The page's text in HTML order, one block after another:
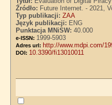
Źródło: Future Internet. - 2021,
Typ publikacji:ZAA
Język publikacji: ENG
Punktacja MNiSW:40.000
e-ISSN: 1999-5903
Adres url: http://www.mdpi.com/
DOI: 10.3390/fi13010011